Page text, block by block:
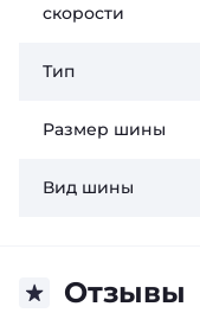
скорости
Тип
Размер шины
Вид шины
Отзывы